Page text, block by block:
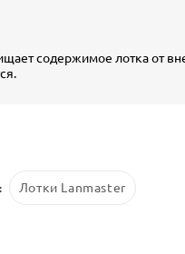
содержимое лотка от
Лотки Lanmaster